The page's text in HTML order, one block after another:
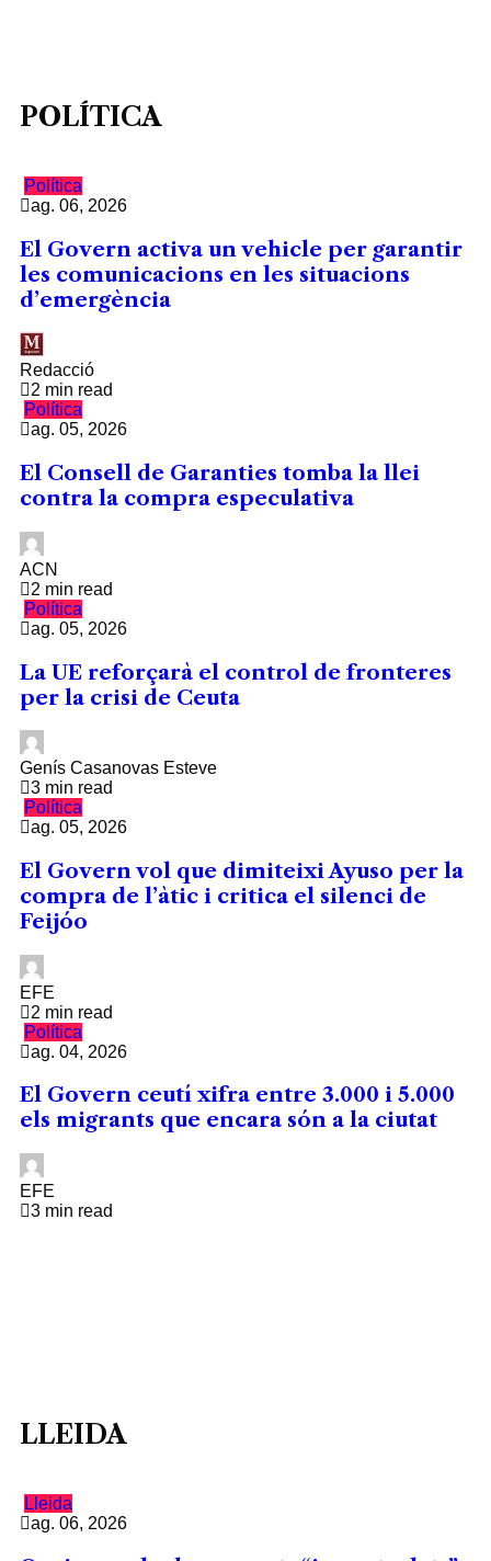
POLÍTICA
Política
ag. 06, 2026
El Govern activa un vehicle per garantir
les comunicacions en les situacions
d’emergència
Redacció
2 min read
Política
ag. 05, 2026
El Consell de Garanties tomba la llei
contra la compra especulativa
ACN
2 min read
Política
ag. 05, 2026
La UE reforçarà el control de fronteres
per la crisi de Ceuta
Genís Casanovas Esteve
3 min read
Política
ag. 05, 2026
El Govern vol que dimiteixi Ayuso per la
compra de l’àtic i critica el silenci de
Feijóo
EFE
2 min read
Política
ag. 04, 2026
El Govern ceutí xifra entre 3.000 i 5.000
els migrants que encara són a la ciutat
EFE
3 min read
LLEIDA
Lleida
ag. 06, 2026